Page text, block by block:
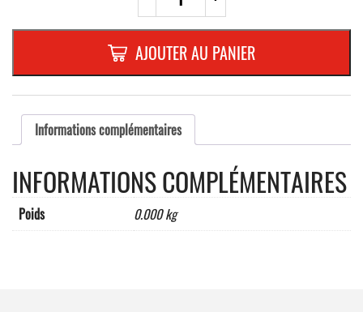
RIVETS
EN
ALUMINIUM
4,8x15BOITE
DE
250
PIECES
AJOUTER AU PANIER
Informations complémentaires
INFORMATIONS COMPLÉMENTAIRES
Poids 0.000 kg